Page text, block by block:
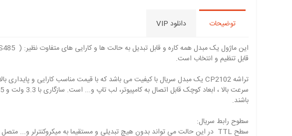
توضیحات دانلود VIP
قابل تنظیم و انتخاب است.
باشند.
سطوح رابط سریال:
سطح TTL در این حالت می تواند بدون هیچ تبدیلی و مستقیما به میکروکنترلر و... متصل شود.